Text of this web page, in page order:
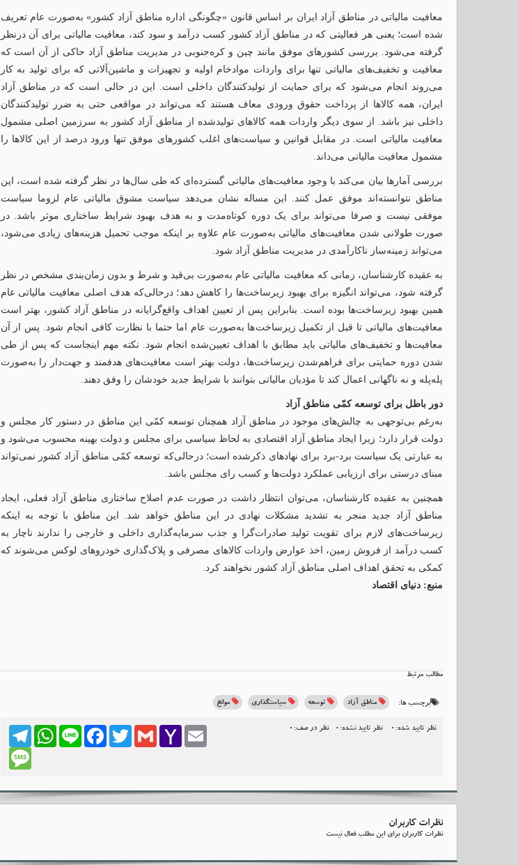
معافیت مالیاتی در مناطق آزاد ایران بر اساس قانون «چگونگی اداره مناطق آزاد کشور» به‌صورت عام تعریف
شده است؛ یعنی هر فعالیتی که در مناطق آزاد کشور کسب درآمد و سود کند، معافیت مالیاتی برای آن درنظر
گرفته می‌شود. بررسی کشورهای موفق مانند چین و کره‌جنوبی در مدیریت مناطق آزاد حاکی از آن است که
معافیت و تخفیف‌های مالیاتی تنها برای واردات موادخام اولیه و تجهیزات و ماشین‌آلاتی که برای تولید به کار
می‌روند انجام می‌شود که برای حمایت از تولیدکنندگان داخلی است. این در حالی است که در مناطق آزاد
ایران، همه کالاها از پرداخت حقوق ورودی معاف هستند که می‌تواند در مواقعی حتی به ضرر تولیدکنندگان
داخلی نیز باشد. از سوی دیگر واردات همه کالاهای تولیدشده از مناطق آزاد کشور به سرزمین اصلی مشمول
معافیت مالیاتی است. در مقابل قوانین و سیاست‌های اغلب کشورهای موفق تنها ورود درصد از این کالاها را
مشمول معافیت مالیاتی می‌داند.
بررسی آمارها بیان می‌کند با وجود معافیت‌های مالیاتی گسترده‌ای که طی سال‌ها در نظر گرفته شده است، این
مناطق نتوانسته‌اند موفق عمل کنند. این مساله نشان می‌دهد سیاست مشوق مالیاتی عام لزوما سیاست
موفقی نیست و صرفا می‌تواند برای یک دوره کوتاه‌مدت و به هدف بهبود شرایط ساختاری موثر باشد. در
صورت طولانی شدن معافیت‌های مالیاتی به‌صورت عام علاوه بر اینکه موجب تحمیل هزینه‌های زیادی می‌شود،
می‌تواند زمینه‌ساز ناکارآمدی در مدیریت مناطق آزاد شود.
به عقیده کارشناسان، زمانی که معافیت مالیاتی عام به‌صورت بی‌قید و شرط و بدون زمان‌بندی مشخص در نظر
گرفته شود، می‌تواند انگیزه برای بهبود زیرساخت‌ها را کاهش دهد؛ درحالی‌که هدف اصلی معافیت ‌مالیاتی عام
همین بهبود زیرساخت‌ها بوده است. بنابراین پس از تعیین اهداف واقع‌گرایانه در مناطق آزاد کشور، بهتر است
معافیت‌های مالیاتی تا قبل از تکمیل زیرساخت‌‌‎ها به‌صورت عام اما حتما با نظارت کافی انجام شود. پس از آن
معافیت‌ها و تخفیف‌های مالیاتی باید مطابق با اهداف تعیین‌شده انجام شود. نکته مهم اینجاست که پس از طی
شدن دوره ‌حمایتی برای فراهم‌شدن زیرساخت‌ها، دولت بهتر است معافیت‌های هدفمند و جهت‌دار را به‌صورت
پله‌پله و نه ناگهانی اعمال کند تا مؤدیان مالیاتی بتوانند با شرایط جدید خودشان را وفق دهند.
دور باطل برای توسعه کمّی مناطق آزاد
به‌رغم بی‌توجهی به چالش‌های موجود در مناطق آزاد همچنان توسعه کمّی این مناطق در دستور کار مجلس و
دولت قرار دارد؛ زیرا ایجاد مناطق آزاد اقتصادی به لحاظ سیاسی برای مجلس و دولت بهینه محسوب می‌شود و
به عبارتی یک سیاست برد-برد برای نهادهای ذکرشده است؛ درحالی‌که توسعه کمّی مناطق آزاد کشور نمی‌تواند
مبنای درستی برای ارزیابی عملکرد دولت‌ها و کسب رای مجلس باشد.
همچنین به عقیده کارشناسان، می‌توان انتظار داشت در صورت عدم اصلاح ساختاری مناطق آزاد فعلی، ایجاد
مناطق آزاد جدید منجر به تشدید مشکلات نهادی در این مناطق خواهد شد. این مناطق با توجه به اینکه
زیرساخت‌های لازم برای تقویت تولید صادرات‌گرا و جذب سرمایه‌گذاری داخلی و خارجی را ندارند ناچار به
کسب درآمد از فروش زمین، اخذ عوارض واردات کالاهای مصرفی و پلاک‌گذاری خودروهای لوکس می‌شوند که
کمکی به تحقق اهداف اصلی مناطق آزاد کشور نخواهند کرد.
منبع: دنیای اقتصاد
مطالب مرتبط
برچسب ها: مناطق آزاد توسعه سیاستگذاری موانع
نظر تایید شده:0 نظر تایید نشده:0 نظر در صف:0 TelegramWhatsApp LineFacebook Twitter Gmail
Yahoo
Email
Message
نظرات کاربران
نظرات کاربران برای این مطلب فعال نیست